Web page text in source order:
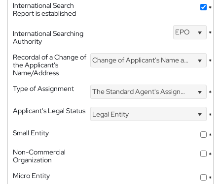
International Search
Report is established
*
International Searching
Authority
EPO *
Recordal of a Change of
the Applicant's
Name/Address
Change of Applicant's Name and Address *
Type of Assignment The Standard Agent's Assignment
*
Applicant's Legal Status
Legal Entity
*
Small Entity
*
Non-Commercial
Organization
*
Micro Entity
*